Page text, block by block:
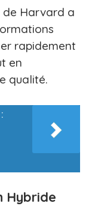
de Harvard a
rapidement
en
qualité.
Hybride